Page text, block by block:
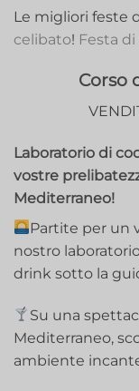
Le migliori feste
celibato! Festa
Corso
Laboratorio di
vostre
Mediterraneo!
Partite per un
nostro
drink sotto la
Su una
Mediterraneo,
ambiente